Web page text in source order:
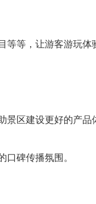
等，让游客游玩体
区建设更好的产品
碑传播氛围。